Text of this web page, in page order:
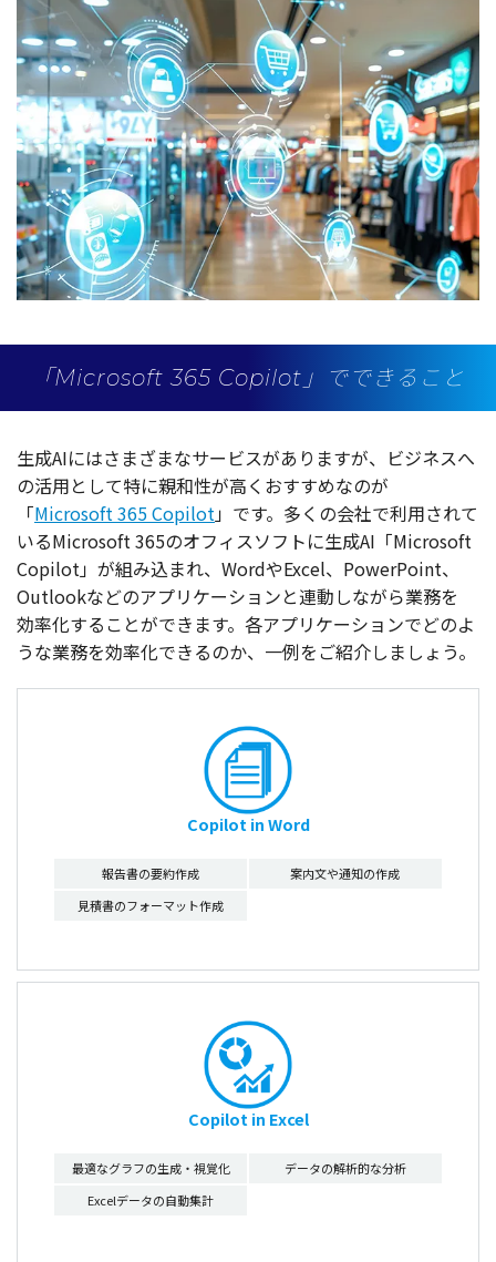
「Microsoft 365 Copilot」でできること
生成AIにはさまざまなサービスがありますが、 ビジネスへ
の活用として特に親和性が高くおすすめなのが
「Microsoft 365 Copilot」です。多くの会社で利用されて
いるMicrosoft 365のオフィスソフトに生成AI「Microsoft
Copilot」が組み込まれ、WordやExcel、PowerPoint、
Outlookなどのアプリケーションと連動しながら業務を
効率化することができます。各アプリケーションでどのよ
うな業務を効率化できるのか、 一例をご紹介しましょう。
Copilot in Word
報告書の要約作成
案内文や通知の作成
見積書のフォーマット作成
Copilot in Excel
最適なグラフの生成・視覚化
データの解析的な分析
Excelデータの自動集計